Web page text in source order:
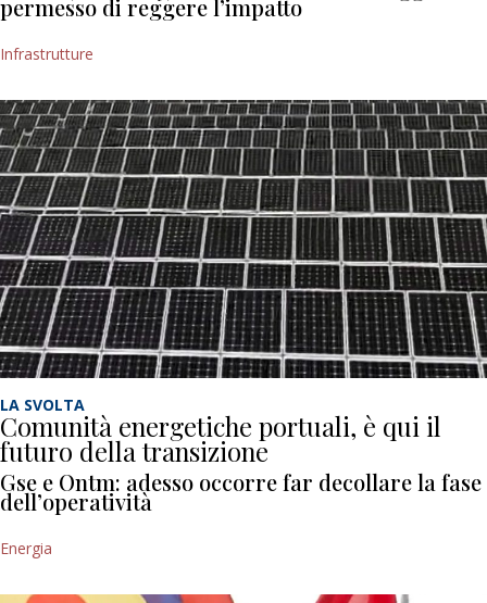
permesso di reggere l’impatto
Infrastrutture
LA SVOLTA
Comunità energetiche portuali, è qui il
futuro della transizione
Gse e Ontm: adesso occorre far decollare la fase
dell’operatività
Energia